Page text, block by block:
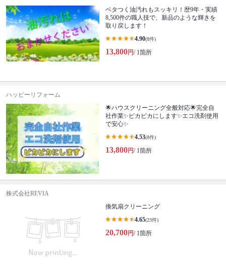
ベタつく油汚れもスッキリ！歴9年・実績
8,500件の職人技で、新品のような輝きを
取り戻します！
4.90(8件)
13,800円/ 1箇所
ハッピーリフォーム
🌟ハウスクリーニング全般対応🌟完全自
社作業✨️ピカピカにします✨️エコ洗剤使用
で安心✨
4.53(8件)
13,800円/ 1箇所
株式会社REVIA
換気扇クリーニング
4.65(23件)
20,700円/ 1箇所